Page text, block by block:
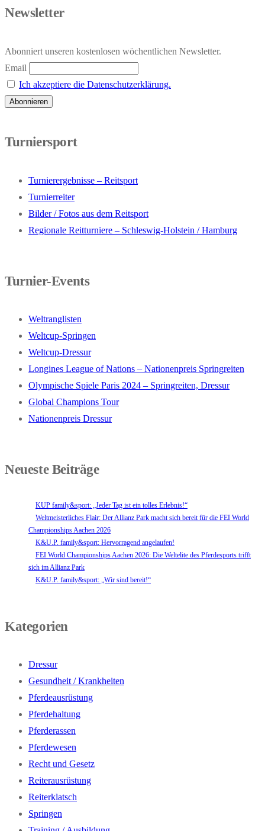
Newsletter
Abonniert unseren kostenlosen wöchentlichen Newsletter.
Email
Ich akzeptiere die Datenschutzerklärung.
Turniersport
Turnierergebnisse – Reitsport
Turnierreiter
Bilder / Fotos aus dem Reitsport
Regionale Reitturniere – Schleswig-Holstein / Hamburg
Turnier-Events
Weltranglisten
Weltcup-Springen
Weltcup-Dressur
Longines League of Nations – Nationenpreis Springreiten
Olympische Spiele Paris 2024 – Springreiten, Dressur
Global Champions Tour
Nationenpreis Dressur
Neueste Beiträge
KUP family&sport: „Jeder Tag ist ein tolles Erlebnis!“
Weltmeisterliches Flair: Der Allianz Park macht sich bereit für die FEI World
Championships Aachen 2026
K&U.P. family&sport: Hervorragend angelaufen!
FEI World Championships Aachen 2026: Die Weltelite des Pferdesports trifft
sich im Allianz Park
K&U.P. family&sport: „Wir sind bereit!“
Kategorien
Dressur
Gesundheit / Krankheiten
Pferdeausrüstung
Pferdehaltung
Pferderassen
Pferdewesen
Recht und Gesetz
Reiterausrüstung
Reiterklatsch
Springen